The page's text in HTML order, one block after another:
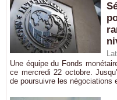
Une équipe du Fonds
ce mercredi 22 octobre.
de poursuivre les négociations